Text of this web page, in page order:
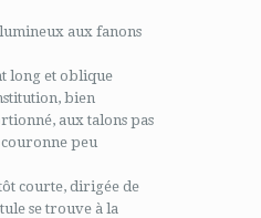
aux fanons
long et oblique
bien
aux talons pas
peu
courte, dirigée de
se trouve à la